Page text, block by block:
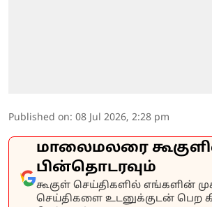
Published on: 08 Jul 2026, 2:28 pm
மாலைமலரை
பின்தொடரவும்
கூகுள் செய்திகளில் எங்களின்
செய்திகளை உடனுக்குடன் பெற